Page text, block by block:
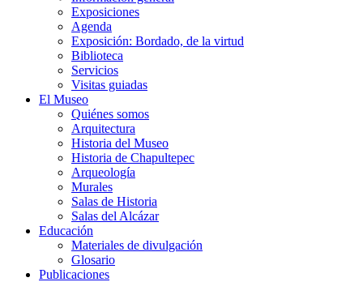
Exposiciones
Agenda
Exposición: Bordado, de la virtud
Biblioteca
Servicios
Visitas guiadas
El Museo
Quiénes somos
Arquitectura
Historia del Museo
Historia de Chapultepec
Arqueología
Murales
Salas de Historia
Salas del Alcázar
Educación
Materiales de divulgación
Glosario
Publicaciones